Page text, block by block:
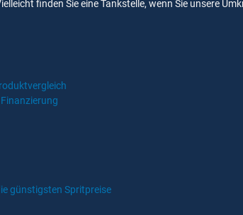
finden Sie eine Tankstelle, wenn Sie unsere
Finanzierung
günstigsten Spritpreise